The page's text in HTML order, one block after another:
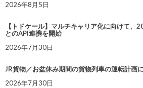
2026年8月5日
【トドケール】マルチキャリア化に向けて、
とのAPI連携を開始
2026年7月30日
JR貨物／お盆休み期間の貨物列車の運転計画
2026年7月30日